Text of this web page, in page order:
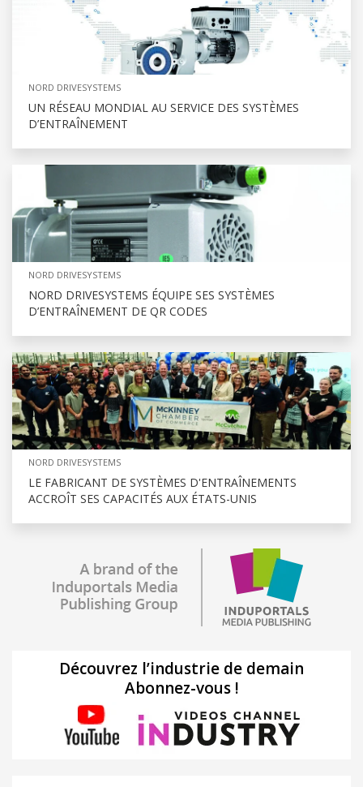
NORD DRIVESYSTEMS
UN RÉSEAU MONDIAL AU SERVICE DES SYSTÈMES
D’ENTRAÎNEMENT
NORD DRIVESYSTEMS
NORD DRIVESYSTEMS ÉQUIPE SES SYSTÈMES
D’ENTRAÎNEMENT DE QR CODES
NORD DRIVESYSTEMS
LE FABRICANT DE SYSTÈMES D'ENTRAÎNEMENTS
ACCROÎT SES CAPACITÉS AUX ÉTATS-UNIS
Découvrez l’industrie de demain
Abonnez-vous !